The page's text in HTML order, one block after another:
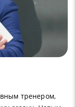
тренером,